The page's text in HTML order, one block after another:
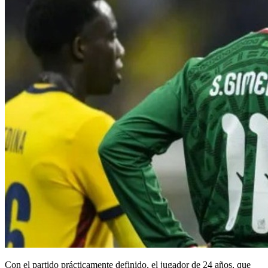
Con el partido prácticamente definido, el jugador de 24 años, que